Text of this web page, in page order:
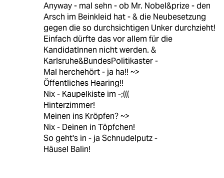
Anyway - mal sehn - ob Mr. Nobel&prize - den
Arsch im Beinkleid hat - & die Neubesetzung
gegen die so durchsichtigen Unker durchzieht!
Einfach dürfte das vor allem für die
KandidatInnen nicht werden. &
Karlsruhe&BundesPolitikaster -
Mal herchehört - ja ha!! ~>
Öffentliches Hearing!!
Nix - Kaupelkiste im -;(((
Hinterzimmer!
Meinen ins Kröpfen? ~>
Nix - Deinen in Töpfchen!
So geht's in - ja Schnudelputz -
Häusel Balin!